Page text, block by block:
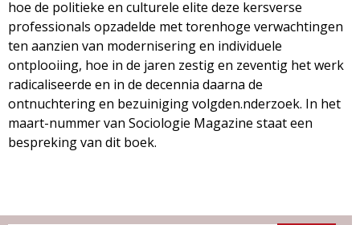
i
e
M
a
hoe de politieke en culturele elite deze kersverse
professionals opzadelde met torenhoge verwachtingen
ten aanzien van modernisering en individuele
ontplooiing, hoe in de jaren zestig en zeventig het werk
radicaliseerde en in de decennia daarna de
ontnuchtering en bezuiniging volgden.nderzoek. In het
maart-nummer van Sociologie Magazine staat een
bespreking van dit boek.